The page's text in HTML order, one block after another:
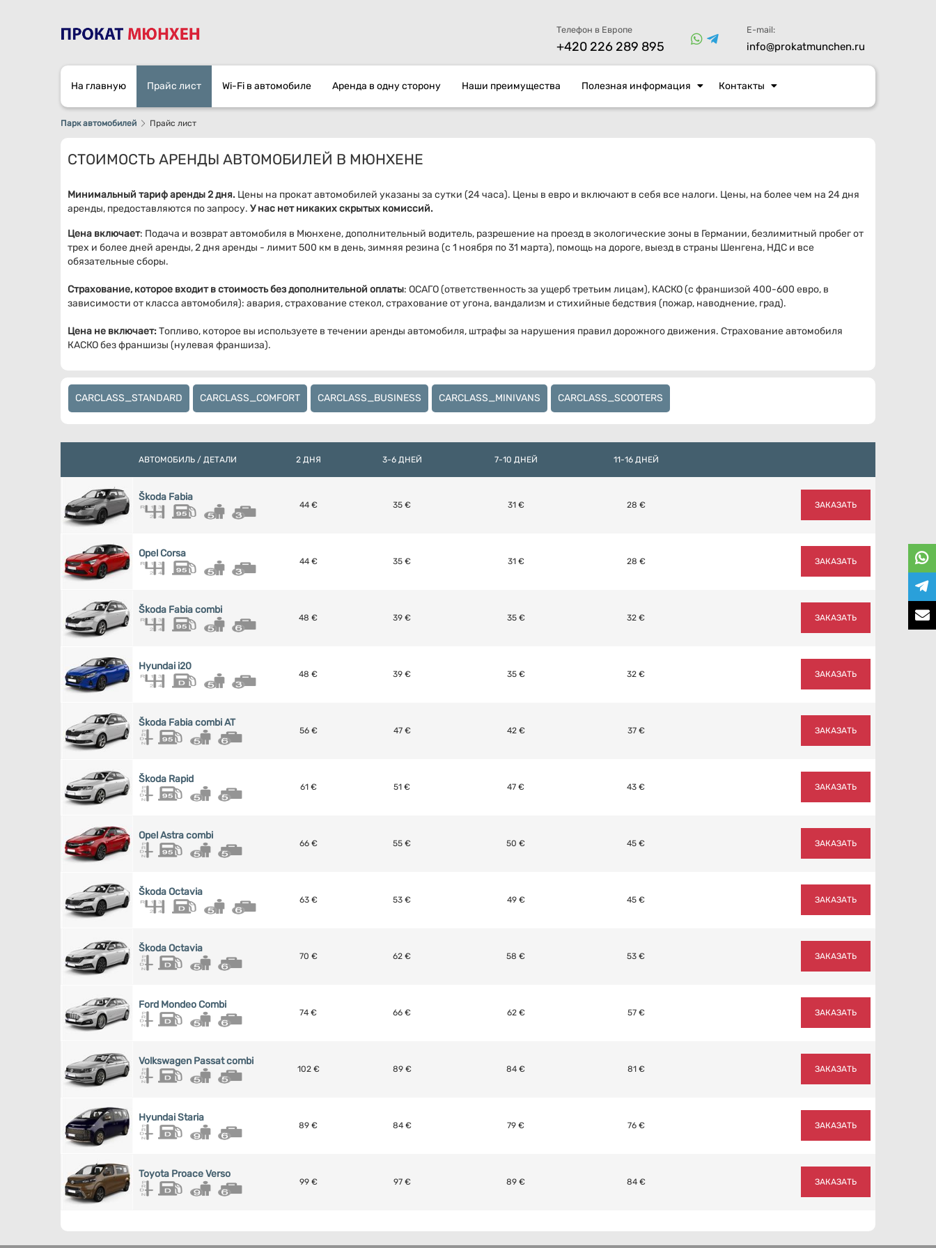
Телефон в Европе
+420 226 289 895
E-mail:
info@prokatmunchen.ru
На главную Прайс лист Wi-Fi в автомобиле Аренда в одну сторону Наши преимущества Полезная информация Контакты
Парк автомобилей Прайс лист
СТОИМОСТЬ АРЕНДЫ АВТОМОБИЛЕЙ В МЮНХЕНЕ
Минимальный тариф аренды 2 дня. Цены на прокат автомобилей указаны за сутки (24 часа). Цены в евро и включают в себя все налоги. Цены, на более чем на 24 дня
аренды, предоставляются по запросу. У нас нет никаких скрытых комиссий.
Цена включает: Подача и возврат автомобиля в Мюнхене,дополнительный водитель, разрешение на проезд в экологические зоны в Германии,безлимитный пробег от
трех и более дней аренды, 2 дня аренды - лимит 500 км в день, зимняя резина (с 1 ноября по 31 марта), помощь на дороге, выезд в страны Шенгена, НДС и все
обязательные сборы.
Страхование, которое входит в стоимость без дополнительной оплаты: ОСАГО (ответственность за ущерб третьим лицам), КАСКО (с франшизой 400-600 евро, в
зависимости от класса автомобиля): авария, страхование стекол, страхование от угона, вандализм и стихийные бедствия (пожар, наводнение, град).
Цена не включает:Топливо, которое вы используете в течении аренды автомобиля, штрафы за нарушения правил дорожного движения. Страхование автомобиля
КАСКО без франшизы (нулевая франшиза).
CARCLASS_STANDARD CARCLASS_COMFORT CARCLASS_BUSINESS CARCLASS_MINIVANS CARCLASS_SCOOTERS
АВТОМОБИЛЬ / ДЕТАЛИ 2 ДНЯ 3-6 ДНЕЙ 7-10 ДНЕЙ 11-16 ДНЕЙ
Škoda Fabia
44 € 35 € 31 € 28 € ЗАКАЗАТЬ
Opel Corsa
44 € 35 € 31 € 28 € ЗАКАЗАТЬ
Škoda Fabia combi
48 € 39 € 35 € 32 € ЗАКАЗАТЬ
Hyundai i20
48 € 39 € 35 € 32 € ЗАКАЗАТЬ
Škoda Fabia сombi AT
56 € 47 € 42 € 37 € ЗАКАЗАТЬ
Škoda Rapid
61 € 51 € 47 € 43 € ЗАКАЗАТЬ
Opel Astra combi
66 € 55 € 50 € 45 € ЗАКАЗАТЬ
Škoda Octavia
63 € 53 € 49 € 45 € ЗАКАЗАТЬ
Škoda Octavia
70 € 62 € 58 € 53 € ЗАКАЗАТЬ
Ford Mondeo Combi
74 € 66 € 62 € 57 € ЗАКАЗАТЬ
Volkswagen Passat combi
102 € 89 € 84 € 81 € ЗАКАЗАТЬ
Hyundai Staria
89 € 84 € 79 € 76 € ЗАКАЗАТЬ
Toyota Proace Verso
99 € 97 € 89 € 84 € ЗАКАЗАТЬ